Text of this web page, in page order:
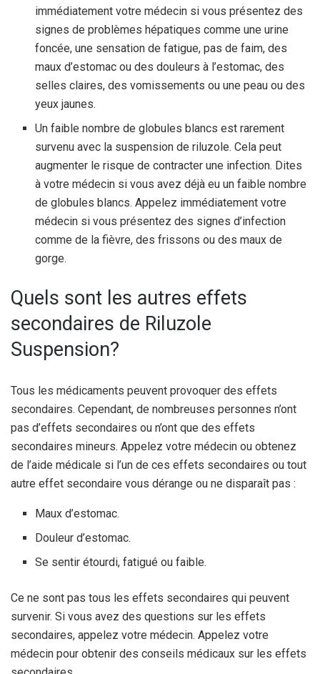
immédiatement votre médecin si vous présentez des
signes de problèmes hépatiques comme une urine
foncée, une sensation de fatigue, pas de faim, des
maux d’estomac ou des douleurs à l’estomac, des
selles claires, des vomissements ou une peau ou des
yeux jaunes.
Un faible nombre de globules blancs est rarement
survenu avec la suspension de riluzole. Cela peut
augmenter le risque de contracter une infection. Dites
à votre médecin si vous avez déjà eu un faible nombre
de globules blancs. Appelez immédiatement votre
médecin si vous présentez des signes d’infection
comme de la fièvre, des frissons ou des maux de
gorge.
Quels sont les autres effets
secondaires de Riluzole
Suspension?
Tous les médicaments peuvent provoquer des effets
secondaires. Cependant, de nombreuses personnes n’ont
pas d’effets secondaires ou n’ont que des effets
secondaires mineurs. Appelez votre médecin ou obtenez
de l’aide médicale si l’un de ces effets secondaires ou tout
autre effet secondaire vous dérange ou ne disparaît pas :
Maux d’estomac.
Douleur d’estomac.
Se sentir étourdi, fatigué ou faible.
Ce ne sont pas tous les effets secondaires qui peuvent
survenir. Si vous avez des questions sur les effets
secondaires, appelez votre médecin. Appelez votre
médecin pour obtenir des conseils médicaux sur les effets